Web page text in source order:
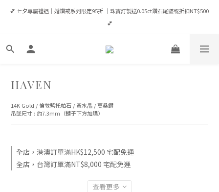
💕 七夕專屬禮遇｜婚鑽戒系列限定95折 ｜珠寶訂製送0.05ct鑽石尾墜或折扣NT$500
💕
💕 七夕專屬禮遇｜婚鑽戒系列限定95折 ｜珠寶訂製送0.05ct鑽石尾墜或折扣NT$500
💕
登入會員享優惠💎滿NT$65,000成為VIP享全年95折/ 滿NT$100,000成為VVIP享全年9
💕 七夕專屬禮遇｜婚鑽戒系列限定95折 ｜珠寶訂製送0.05ct鑽石尾墜或折扣NT$500
💕
HAVEN
14K Gold / 倫敦藍托帕石 / 黃水晶 / 莫桑鑽
吊墜尺寸 : 約7.3mm（鏈子下方加購）
全店，港澳訂單滿HK$12,500 宅配免運
全店，台灣訂單滿NT$8,000 宅配免運
查看更多